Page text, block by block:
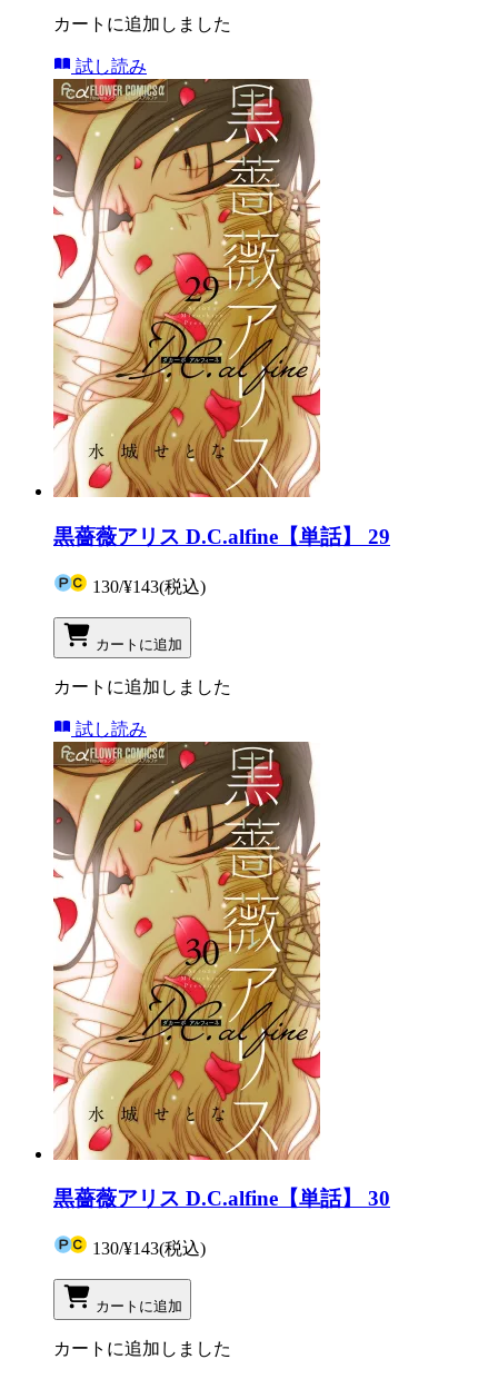
カートに追加しました
試し読み
黒薔薇アリス D.C.alfine【単話】 29
130/¥143(税込)
カートに追加
カートに追加しました
試し読み
黒薔薇アリス D.C.alfine【単話】 30
130/¥143(税込)
カートに追加
カートに追加しました